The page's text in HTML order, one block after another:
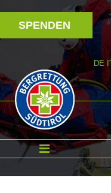
SPENDEN
DE